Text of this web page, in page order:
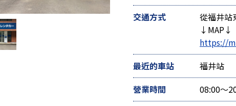
交通方式
從福井站
↓MAP↓
https://
最近的車站
福井站
營業時間
08:00～